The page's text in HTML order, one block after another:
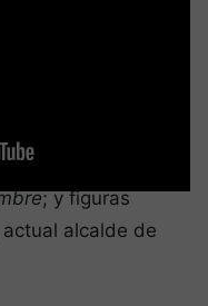
Collins,
; y figuras
alcalde de